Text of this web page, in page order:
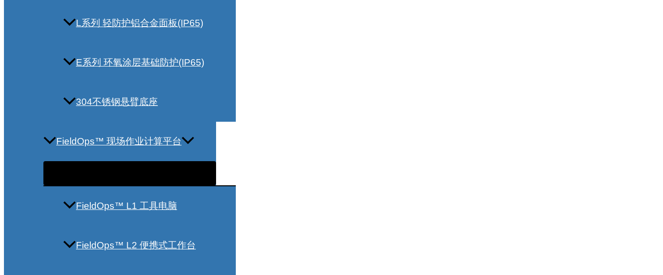
L系列 轻防护铝合金面板(IP65)
E系列 环氧涂层基础防护(IP65)
304不锈钢悬臂底座
FieldOps™ 现场作业计算平台
FieldOps™ L1 工具电脑
FieldOps™ L2 便携式工作台